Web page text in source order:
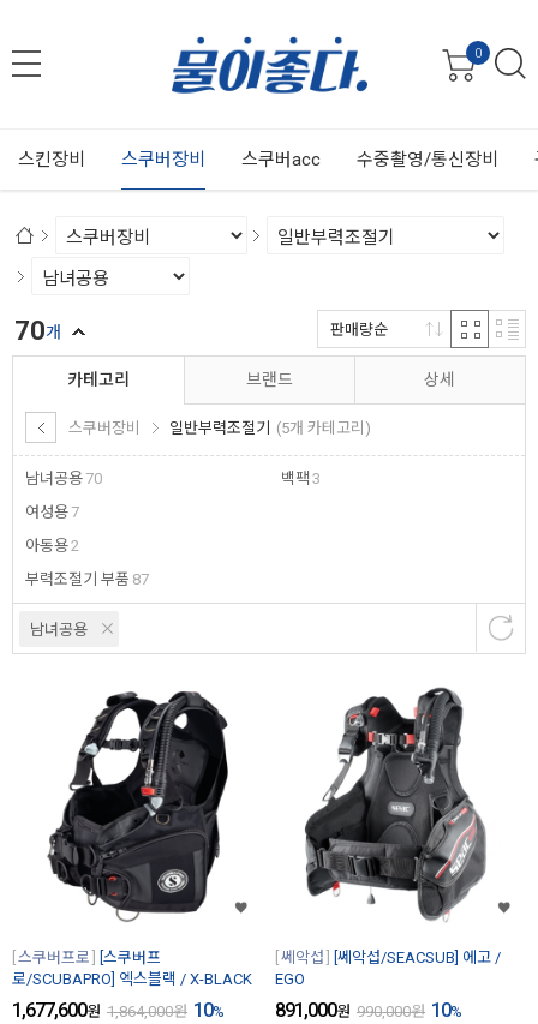
0
스킨장비 스쿠버장비 스쿠버acc 수중촬영/통신장비
카테고리
스쿠버장비 일반부력조절기 (5개 카테고리)
남녀공용 70
여성용 7
아동용2
부력조절기 부품 87
백팩 3
브랜드 상세
남녀공용
70개 판매량순
스쿠버프로
[스쿠버프
로/SCUBAPRO] 엑스블랙 / X-BLACK
1,677,600원 1,864,000원 10%
쎄악섭
[쎄악섭/SEACSUB] 에고 /
EGO
891,000원 990,000원 10%